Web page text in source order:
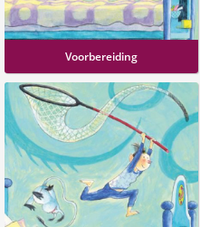
Voorbereiding